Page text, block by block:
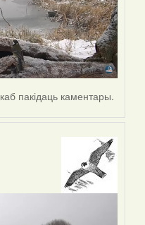
каб пакідаць каментары.